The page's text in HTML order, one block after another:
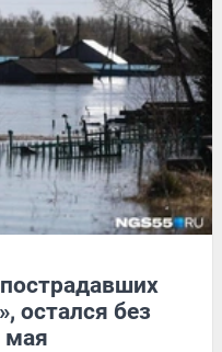
остался без
мая